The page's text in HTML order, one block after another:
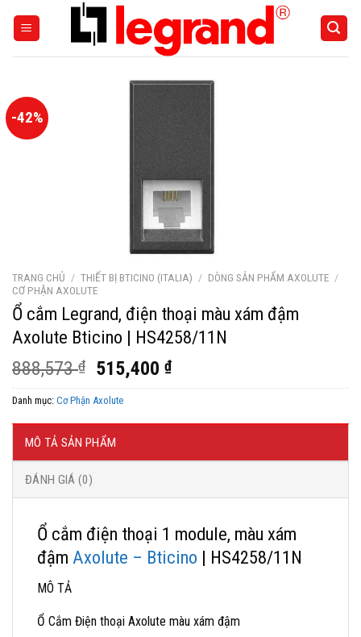
-42%
TRANG CHỦ / THIẾT BỊ BTICINO (ITALIA) / DÒNG SẢN PHẨM AXOLUTE /
CƠ PHẬN AXOLUTE
Ổ cắm Legrand, điện thoại màu xám đậm
Axolute Bticino | HS4258/11N
888,573₫
Giá
gốc
là:
888,573 ₫.
515,400₫Giá
hiện
là:
Danh mục: Cơ Phận Axolute
MÔ TẢ SẢN PHẨM
ĐÁNH GIÁ (0)
Ổ cắm điện thoại 1 module, màu xám
đậm Axolute – Bticino | HS4258/11N
MÔ TẢ
Ổ Cắm Điện thoại Axolute màu xám đậm